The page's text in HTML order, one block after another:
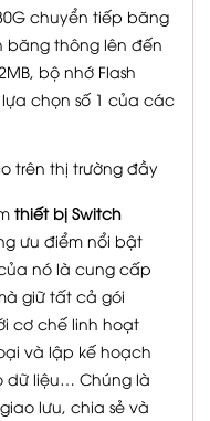
chuyển tiếp băng
băng thông lên đến
bộ nhớ Flash
lựa chọn số 1 của các
trên thị trường đầy
thiết bị Switch
ưu điểm nổi bật
nó là cung cấp
giữ tất cả gói
cơ chế linh hoạt
và lập kế hoạch
dữ liệu… Chúng là
lưu, chia sẻ và